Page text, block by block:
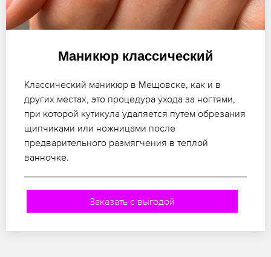
Маникюр классический
Классический маникюр в Мещовске, как и в
других местах, это процедура ухода за ногтями,
при которой кутикула удаляется путем обрезания
щипчиками или ножницами после
предварительного размягчения в теплой
ванночке.
Заказать с выгодой